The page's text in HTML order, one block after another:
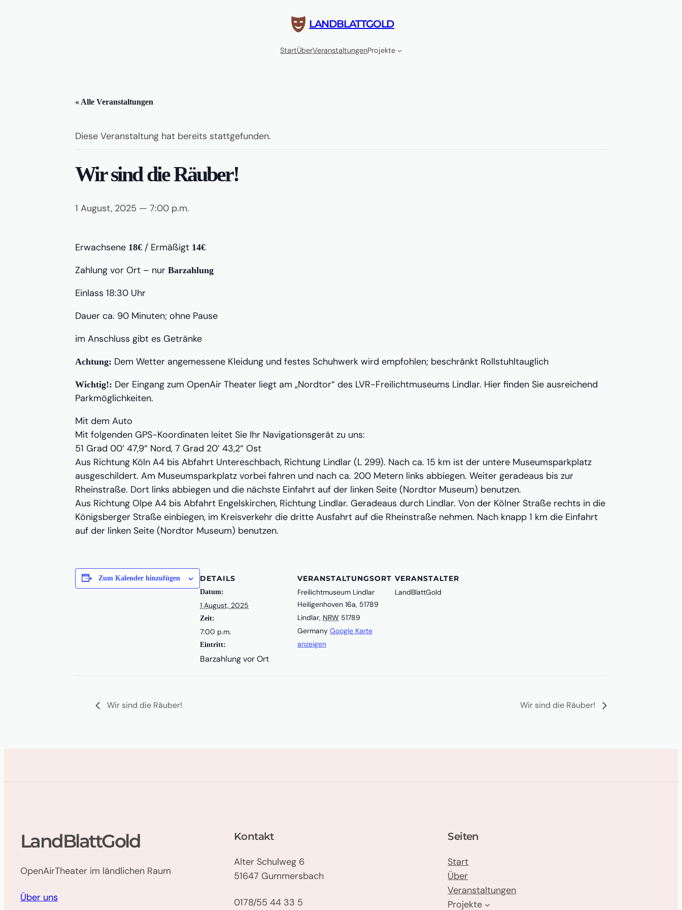
LANDBLATTGOLD
StartÜberVeranstaltungenProjekte
« Alle Veranstaltungen
Diese Veranstaltung hat bereits stattgefunden.
Wir sind die Räuber!
1 August, 2025 — 7:00 p.m.
Erwachsene 18€ / Ermäßigt 14€
Zahlung vor Ort – nur Barzahlung
Einlass 18:30 Uhr
Dauer ca. 90 Minuten; ohne Pause
im Anschluss gibt es Getränke
Achtung: Dem Wetter angemessene Kleidung und festes Schuhwerk wird empfohlen; beschränkt Rollstuhltauglich
Wichtig!: Der Eingang zum OpenAir Theater liegt am „Nordtor“ des LVR-Freilichtmuseums Lindlar. Hier finden Sie ausreichend
Parkmöglichkeiten.
Mit dem Auto
Mit folgenden GPS-Koordinaten leitet Sie Ihr Navigationsgerät zu uns:
51 Grad 00‘ 47,9“ Nord, 7 Grad 20‘ 43,2“ Ost
Aus Richtung Köln A4 bis Abfahrt Untereschbach, Richtung Lindlar (L 299). Nach ca. 15 km ist der untere Museumsparkplatz
ausgeschildert. Am Museumsparkplatz vorbei fahren und nach ca. 200 Metern links abbiegen. Weiter geradeaus bis zur
Rheinstraße. Dort links abbiegen und die nächste Einfahrt auf der linken Seite (Nordtor Museum) benutzen.
Aus Richtung Olpe A4 bis Abfahrt Engelskirchen, Richtung Lindlar. Geradeaus durch Lindlar. Von der Kölner Straße rechts in die
Königsberger Straße einbiegen, im Kreisverkehr die dritte Ausfahrt auf die Rheinstraße nehmen. Nach knapp 1 km die Einfahrt
auf der linken Seite (Nordtor Museum) benutzen.
Zum Kalender hinzufügen DETAILS
Datum:
1 August, 2025
Zeit:
7:00 p.m.
Eintritt:
VERANSTALTUNGSORT
Freilichtmuseum Lindlar
Heiligenhoven 16a, 51789
Lindlar, NRW 51789
Germany Google Karte
anzeigen
VERANSTALTER
LandBlattGold
Wir sind die Räuber! Wir sind die Räuber!
LandBlattGold
OpenAirTheater im ländlichen Raum
Über uns
Kontakt
Alter Schulweg 6
51647 Gummersbach
0178/55 44 33 5
Seiten
Start
Über
Veranstaltungen
Projekte